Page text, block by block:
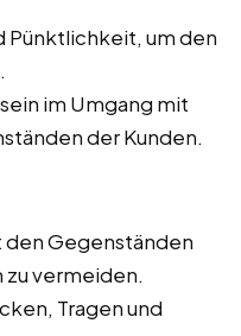
Pünktlichkeit, um den
im Umgang mit
der Kunden.
Gegenständen
zu vermeiden.
Tragen und